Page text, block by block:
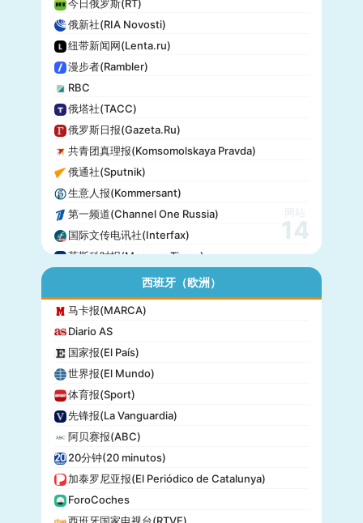
今日俄罗斯(RT)
俄新社(RIA Novosti)
纽带新闻网(Lenta.ru)
漫步者(Rambler)
RBC
俄塔社(TACC)
俄罗斯日报(Gazeta.Ru)
共青团真理报(Komsomolskaya Pravda)
俄通社(Sputnik)
生意人报(Kommersant)
第一频道(Channel One Russia)
国际文传电讯社(Interfax)
莫斯科时报(Moscow Times)
网站
14
西班牙（欧洲）
马卡报(MARCA)
Diario AS
国家报(El País)
世界报(El Mundo)
体育报(Sport)
先锋报(La Vanguardia)
阿贝赛报(ABC)
20分钟(20 minutos)
加泰罗尼亚报(El Periódico de Catalunya)
ForoCoches